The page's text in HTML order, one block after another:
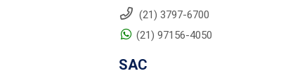
(21) 3797-6700
(21) 97156-4050
SAC